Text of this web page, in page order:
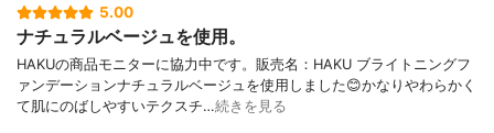
5.00
ナチュラルベージュを使用。
HAKUの商品モニターに協力中です。販売名：HAKU ブライトニングフ
ァンデーションナチュラルベージュを使用しました😊かなりやわらかく
て肌にのばしやすいテクスチ…続きを見る